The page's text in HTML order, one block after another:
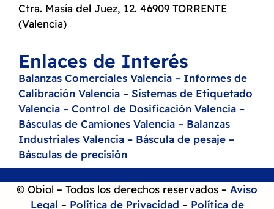
Ctra. Masía del Juez, 12. 46909 TORRENTE
(Valencia)
Enlaces de Interés
Balanzas Comerciales Valencia – Informes de
Calibración Valencia – Sistemas de Etiquetado
Valencia – Control de Dosificación Valencia –
Básculas de Camiones Valencia – Balanzas
Industriales Valencia – Báscula de pesaje –
Básculas de precisión
© Obiol – Todos los derechos reservados – Aviso
Legal – Política de Privacidad – Política de